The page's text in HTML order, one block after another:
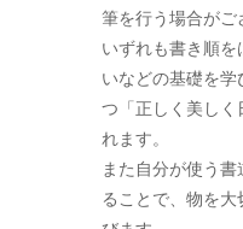
筆を行う場合がご
いずれも書き順
いなどの基礎を
つ「正しく美しく
れます。
また自分が使う
ることで、物を